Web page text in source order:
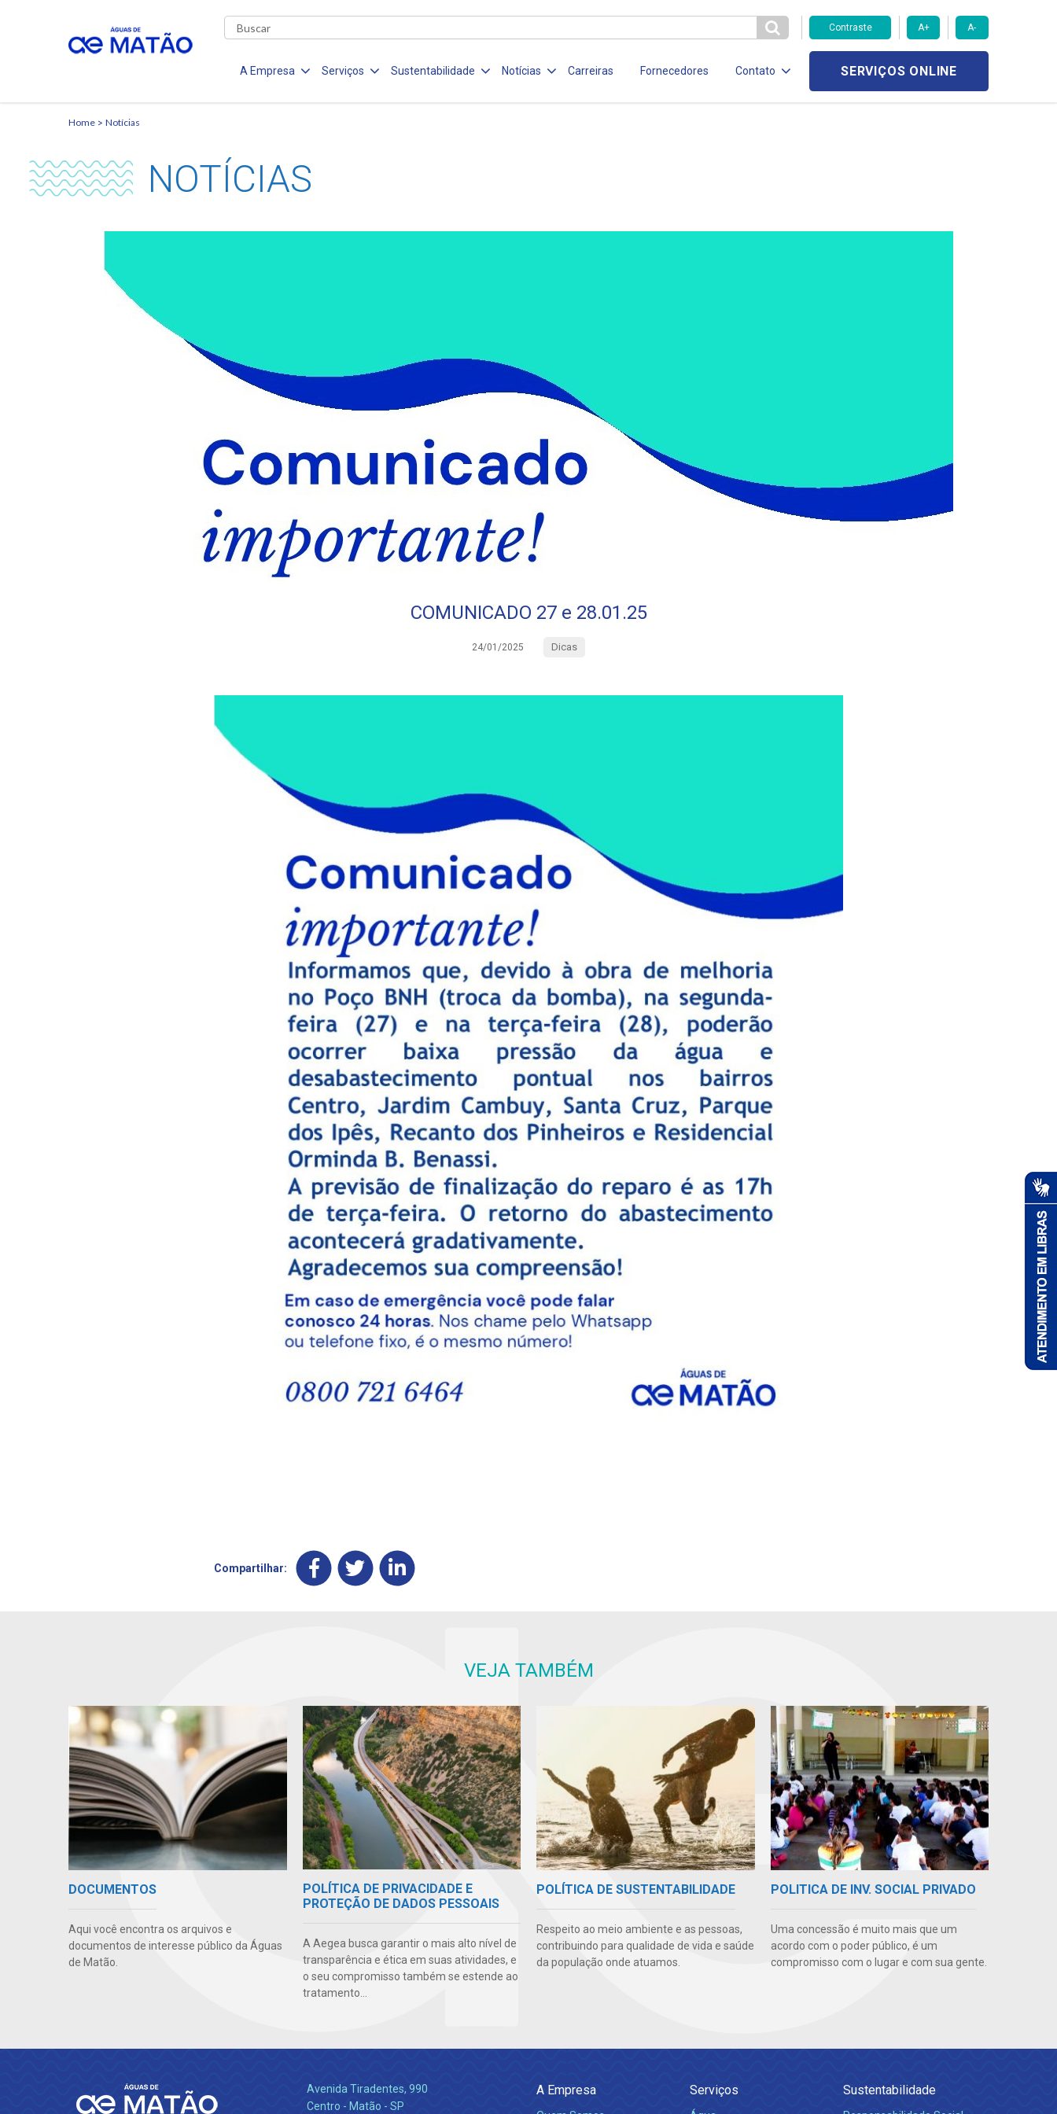
Contraste A+ A-
A Empresa Serviços Sustentabilidade Notícias Carreiras Fornecedores Contato SERVIÇOS ONLINE
Home Notícias
NOTÍCIAS
COMUNICADO 27 e 28.01.25
24/01/2025 Dicas
Compartilhar:
VEJA TAMBÉM
DOCUMENTOS
Aqui você encontra os arquivos e
documentos de interesse público da Águas
de Matão.
POLÍTICA DE PRIVACIDADE E
PROTEÇÃO DE DADOS PESSOAIS
A Aegea busca garantir o mais alto nível de
transparência e ética em suas atividades, e
o seu compromisso também se estende ao
tratamento...
POLÍTICA DE SUSTENTABILIDADE
Respeito ao meio ambiente e as pessoas,
contribuindo para qualidade de vida e saúde
da população onde atuamos.
POLITICA DE INV. SOCIAL PRIVADO
Uma concessão é muito mais que um
acordo com o poder público, é um
compromisso com o lugar e com sua gente.
Avenida Tiradentes, 990
Centro - Matão - SP
A Empresa Serviços Sustentabilidade